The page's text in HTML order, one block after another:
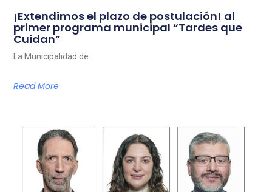
¡Extendimos el plazo de postulación! al
primer programa municipal “Tardes que
Cuidan”
La Municipalidad de
Read More